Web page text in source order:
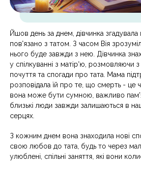
Йшов день за днем, дівчинка
пов'язано з татом. З часом Вія
нього буде завжди з нею. Дівчинка
у спілкуванні з матір'ю, розмовляючи
почуття та спогади про тата. Мама
розповідала їй про те, що смерть - це
вона може бути сумною, важливо
близькі люди завжди залишаються в
серцях.
З кожним днем вона знаходила нові
свою любов до тата, будь то через
улюблені, спільні заняття, які вони